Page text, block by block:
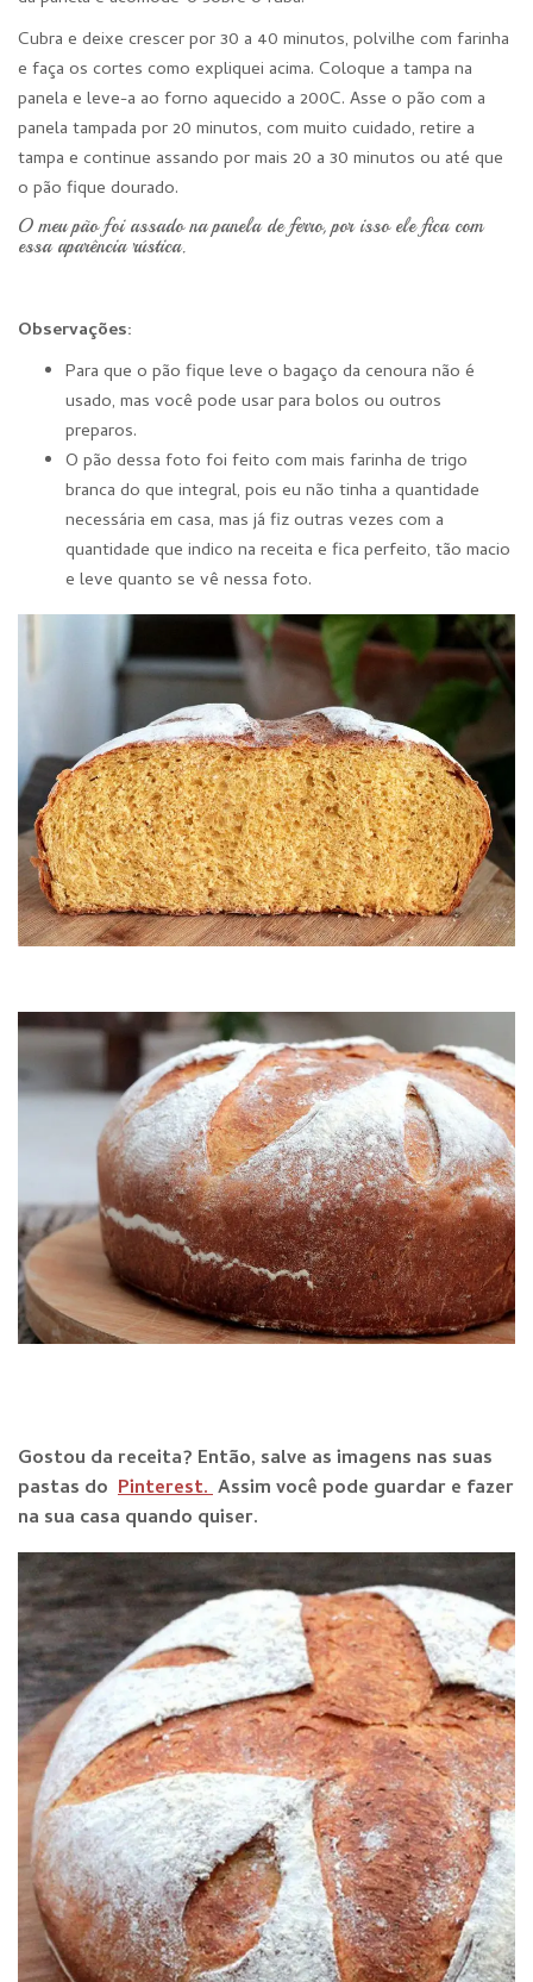
Cubra e deixe crescer por 30 a 40 minutos, polvilhe com farinha
e faça os cortes como expliquei acima. Coloque a tampa na
panela e leve-a ao forno aquecido a 200C. Asse o pão com a
panela tampada por 20 minutos, com muito cuidado, retire a
tampa e continue assando por mais 20 a 30 minutos ou até que
o pão fique dourado.
O meu pão foi assado na panela de ferro, por isso ele fica com
essa aparência rústica.
Observações:
Para que o pão fique leve o bagaço da cenoura não é
usado, mas você pode usar para bolos ou outros
preparos.
O pão dessa foto foi feito com mais farinha de trigo
branca do que integral, pois eu não tinha a quantidade
necessária em casa, mas já fiz outras vezes com a
quantidade que indico na receita e fica perfeito, tão macio
e leve quanto se vê nessa foto.
Gostou da receita? Então, salve as imagens nas suas
pastas do Pinterest.Assim você pode guardar e fazer
na sua casa quando quiser.